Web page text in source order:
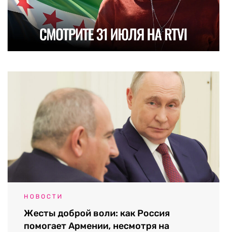
НОВОСТИ
Жесты доброй воли: как Россия
помогает Армении, несмотря на